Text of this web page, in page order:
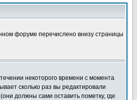
форуме перечислено внизу страницы
некоторого времени с момента
сколько раз вы редактировали
должны сами оставить пометку, где